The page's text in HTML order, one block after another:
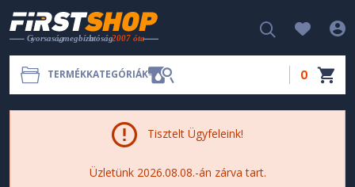
TERMÉKKATEGÓRIÁK 0
Tisztelt Ügyfeleink!
Üzletünk 2026.08.08.-án zárva tart.